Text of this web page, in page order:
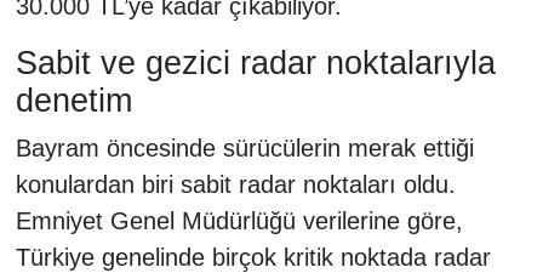
30.000 TL’ye kadar çıkabiliyor.
Sabit ve gezici radar noktalarıyla
denetim
Bayram öncesinde sürücülerin merak ettiği
konulardan biri sabit radar noktaları oldu.
Emniyet Genel Müdürlüğü verilerine göre,
Türkiye genelinde birçok kritik noktada radar